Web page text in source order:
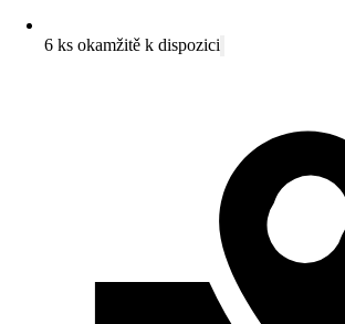
6 ks okamžitě k dispozici